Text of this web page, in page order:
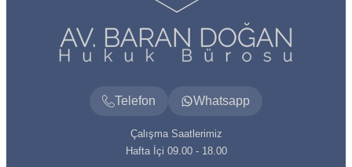
Telefon Whatsapp
Çalışma Saatlerimiz
Hafta İçi 09.00 - 18.00